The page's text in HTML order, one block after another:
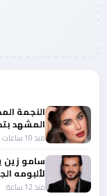
النجمة
المشهد
منذ 10 ساعات
سامو زين
لألبومه
منذ 12 ساعة